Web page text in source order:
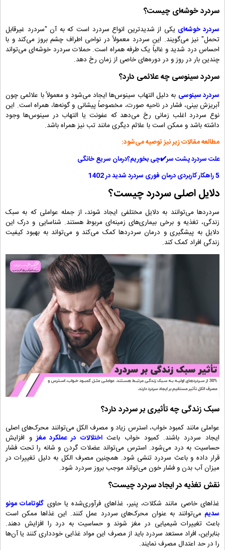
سردرد خوشه‌ای چیست؟
سردرد خوشه‌ای یکی از شدیدترین انواع سردرد است که به آن "سردرد غیرقابل
تحمل" نیز می‌گویند. این سردرد معمولاً در نواحی اطراف چشم بروز می‌کند و با
احساس درد شدید و غالباً یک طرفه همراه است. حملات سردرد خوشه‌ای می‌تواند
چندین بار در روز و در دوره‌های خاصی از زمان رخ دهد.
سردرد سینوسی چه علائمی دارد؟
سردرد سینوسی به دلیل التهاب سینوس‌ها ایجاد می‌شود و معمولاً با علائمی چون
آبریزش بینی، فشار در ناحیه صورت، مخصوصاً پیشانی و گونه‌ها، همراه است. این
نوع سردرد اغلب زمانی رخ می‌دهد که عفونت یا التهاب در سینوس‌ها وجود
داشته باشد و ممکن است با علائم دیگری مانند تب نیز همراه باشد.
مطالعه مقالات زیر نیز توصیه می‌شود:
علت سردرد پشت سر✔️چی بخوریم؟درمان سریع خانگی
5 راهکار کاربردی درمان فوری سردرد شدید در 1402
دلایل اصلی سردرد چیست؟
سردردها می‌توانند به دلایل مختلفی ایجاد شوند، از جمله عواملی که به سبک
زندگی، تغذیه و برخی بیماری‌های زمینه‌ای مربوط هستند. شناسایی و درک این
دلایل به پیشگیری و درمان سردردها کمک می‌کند و می‌تواند به بهبود کیفیت
زندگی افراد کمک کند.
سبک زندگی چه تأثیری بر سردرد دارد؟
عواملی مانند کمبود خواب، استرس زیاد و مصرف الکل می‌توانند محرک‌های اصلی
ایجاد سردرد باشند. کمبود خواب باعث اختلالات در عملکرد مغزو افزایش
حساسیت به درد می‌شود. استرس می‌تواند عضلات گردن و شانه را تحت فشار
قرار داده و باعث سردرد تنشی شود. همچنین مصرف الکل به دلیل تغییرات در
میزان آب بدن و فشار خون می‌تواند موجب بروز سردرد شود.
نقش تغذیه در ایجاد سردرد چیست؟
غذاهای خاصی مانند شکلات، پنیر، غذاهای فرآوری‌شده یا حاوی گلوتامات مونو
سدیم می‌توانند به عنوان محرک‌های سردرد عمل کنند. این غذاها ممکن است
باعث تغییرات شیمیایی در مغز شوند و حساسیت به درد را افزایش دهند.
بنابراین، افراد مستعد سردرد باید از مصرف این مواد غذایی خودداری کنند یا آن‌ها
را در حد اعتدال مصرف نمایند.